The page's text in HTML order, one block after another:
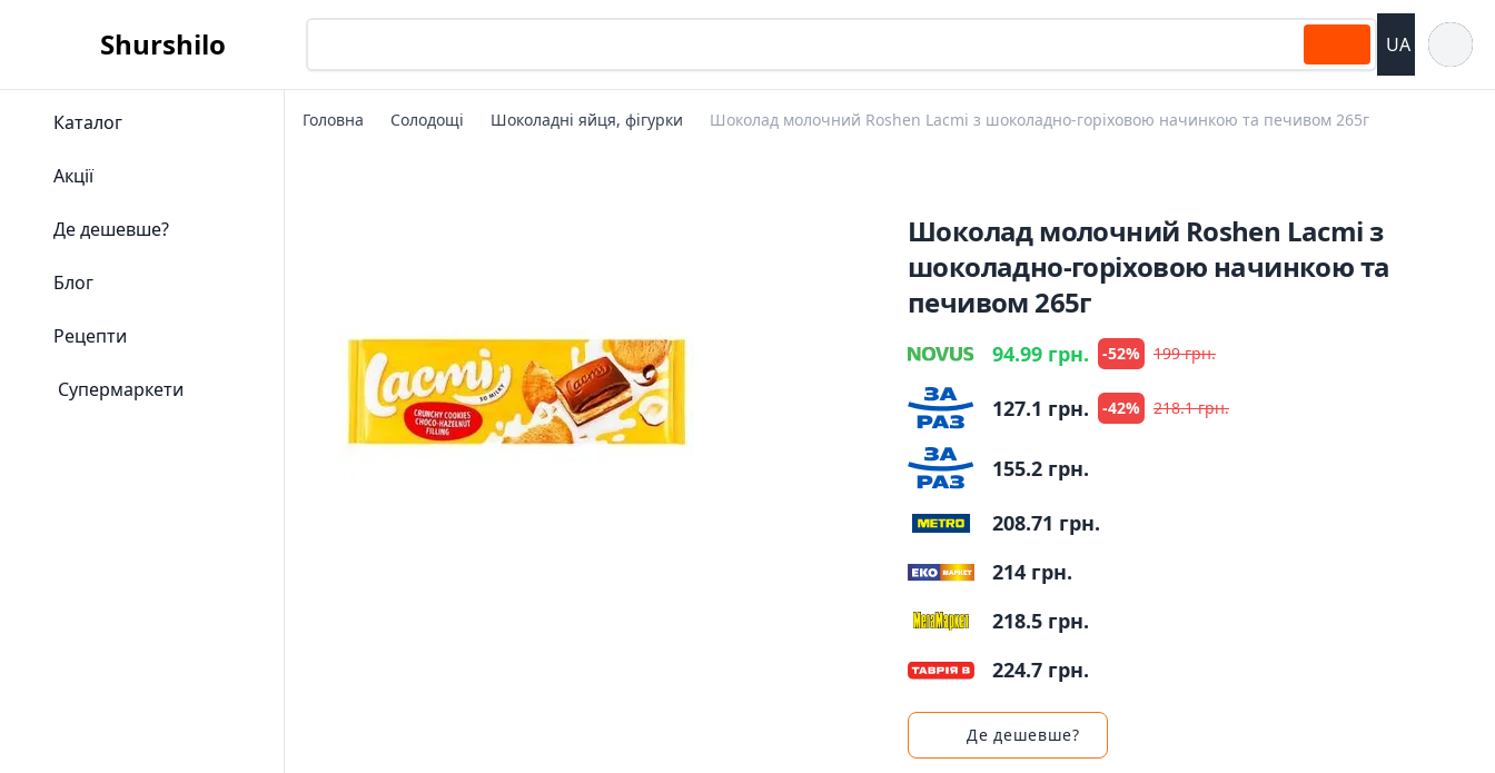
Shurshilo UA
Каталог
Акції
Де дешевше?
Блог
Рецепти
Супермаркети
Головна Солодощі Шоколадні яйця, фігурки Шоколад молочний Roshen Lacmi з шоколадно-горіховою начинкою та печивом 265г
Шоколад молочний Roshen Lacmi з
шоколадно-горіховою начинкою та
печивом 265г
94.99 грн. -52% 199 грн.
127.1 грн. -42% 218.1 грн.
155.2 грн.
208.71 грн.
214 грн.
218.5 грн.
224.7 грн.
Де дешевше?